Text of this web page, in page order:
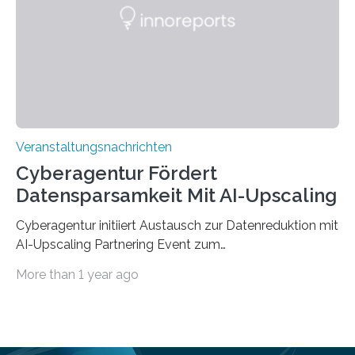
„QUAZAR“ mit insgesamt 1,15 Millionen Euro über vier
Veranstaltungsnachrichten
Cyberagentur Fördert
Datensparsamkeit Mit AI-Upscaling
Cyberagentur initiiert Austausch zur Datenreduktion mit
AI-Upscaling Partnering Event zum
innovative DatenverarbeitungDie Agentur für
More than 1 year ago